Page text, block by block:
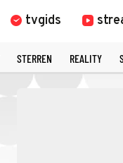
tvgids
STERREN REALITY